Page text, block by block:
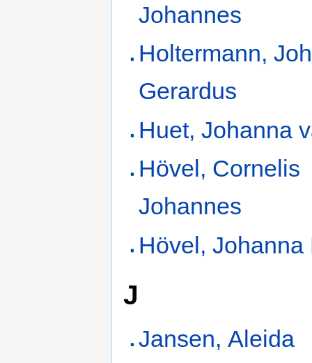
Johannes
Holtermann,
Gerardus
Huet, Johanna
Hövel, Cornelis
Johannes
Hövel, Johanna
J
Jansen, Aleida